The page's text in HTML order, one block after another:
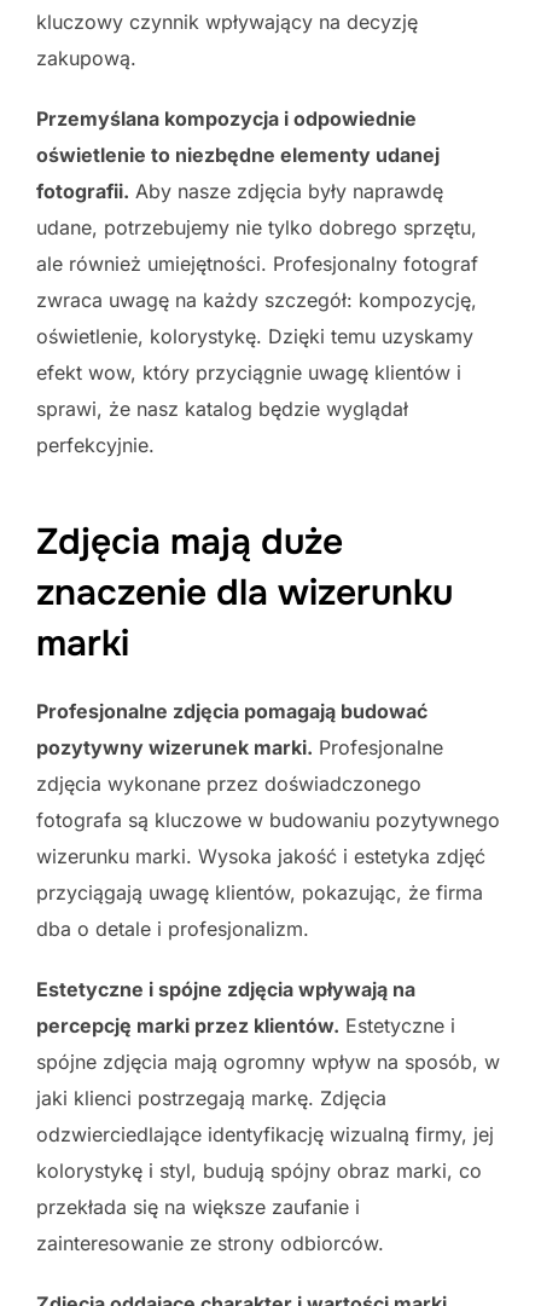
kluczowy czynnik wpływający na decyzję
zakupową.
Przemyślana kompozycja i odpowiednie
oświetlenie to niezbędne elementy udanej
fotografii. Aby nasze zdjęcia były naprawdę
udane, potrzebujemy nie tylko dobrego sprzętu,
ale również umiejętności. Profesjonalny fotograf
zwraca uwagę na każdy szczegół: kompozycję,
oświetlenie, kolorystykę. Dzięki temu uzyskamy
efekt wow, który przyciągnie uwagę klientów i
sprawi, że nasz katalog będzie wyglądał
perfekcyjnie.
Zdjęcia mają duże
znaczenie dla wizerunku
marki
Profesjonalne zdjęcia pomagają budować
pozytywny wizerunek marki. Profesjonalne
zdjęcia wykonane przez doświadczonego
fotografa są kluczowe w budowaniu pozytywnego
wizerunku marki. Wysoka jakość i estetyka zdjęć
przyciągają uwagę klientów, pokazując, że firma
dba o detale i profesjonalizm.
Estetyczne i spójne zdjęcia wpływają na
percepcję marki przez klientów. Estetyczne i
spójne zdjęcia mają ogromny wpływ na sposób, w
jaki klienci postrzegają markę. Zdjęcia
odzwierciedlające identyfikację wizualną firmy, jej
kolorystykę i styl, budują spójny obraz marki, co
przekłada się na większe zaufanie i
zainteresowanie ze strony odbiorców.